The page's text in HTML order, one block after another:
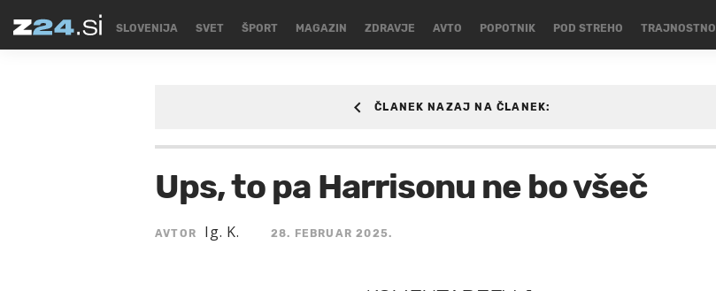
SLOVENIJA SVET ŠPORT MAGAZIN ZDRAVJE AVTO POPOTNIK POD STREHO TRAJNOSTNO
/SPORT/KOSARKA
Ups, to pa Harrisonu ne bo všeč
AVTOR Ig. K. 28. FEBRUAR 2025.
ČLANEK NAZAJ NA ČLANEK: